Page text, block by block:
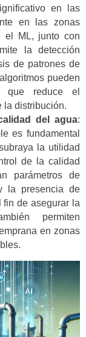
en las
en las zonas
el ML, junto con
la detección
de patrones de
pueden
que reduce el
la distribución.
del agua:
es fundamental
la utilidad
de la calidad
parámetros de
la presencia de
fin de asegurar la
permiten
en zonas